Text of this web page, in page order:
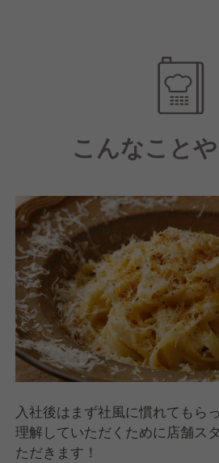
ている弊社では、日々「より店
めには？」と考えながらスタッ
このように働くのにも仕事を楽
毎で遊びに出かけるなどスタッ
のウリです！
どこにも負けない「働いて楽し
り上げていきましょう！
■■□―――風通しの良い社風
弊社で働くスタッフの平均年齢
若いスタッフが多く自分で考え
で、風通しが良くてフラットな
固定概念にとらわれることなく
新入社員でも臆することなく、
ディアを発信してください♪
和牛100%のハンバーグをレアに
スでお召し上がりいただきます！
見た目にも美しいレアなハンバ
の商品です♪
10種類以上のクラフトサワーを
お酒が飲めないお客様にも、お
り楽しんで頂きたいと思ってい
契約農家直送のレモンサワーや
ど、料理に合わせて多数ご用意
弊社は今まさに成長している企
今後も鋭意店舗を増やしていく
集します。
普段では経験できない貴重な経
す。
こんなこと
入社後はまず社風に慣れてもら
理解していただくために店舗ス
ただきます！